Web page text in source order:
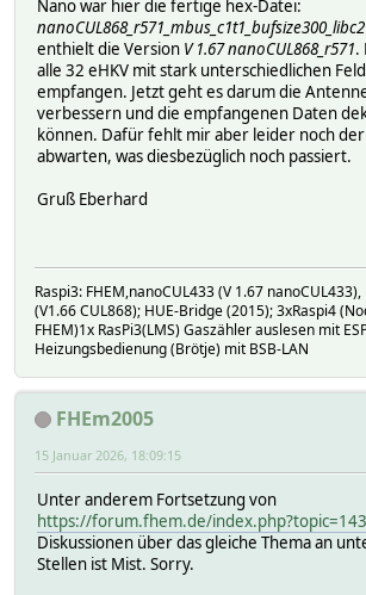
Nano war hier die fertige hex-Datei:
enthielt die Version V 1.67 nanoCUL868_r571.
alle 32 eHKV mit stark unterschiedlichen
empfangen. Jetzt geht es darum die
verbessern und die empfangenen Daten
können. Dafür fehlt mir aber leider noch der
abwarten, was diesbezüglich noch passiert.
Gruß Eberhard
Raspi3: FHEM,nanoCUL433 (V 1.67
(V1.66 CUL868); HUE-Bridge (2015); 3xRaspi4
FHEM)1x RasPi3(LMS) Gaszähler auslesen mit
Heizungsbedienung (Brötje) mit BSB-LAN
FHEm2005
15 Januar 2026, 18:09:15
Unter anderem Fortsetzung von
https://forum.fhem.de/
Diskussionen über das gleiche Thema an
Stellen ist Mist. Sorry.